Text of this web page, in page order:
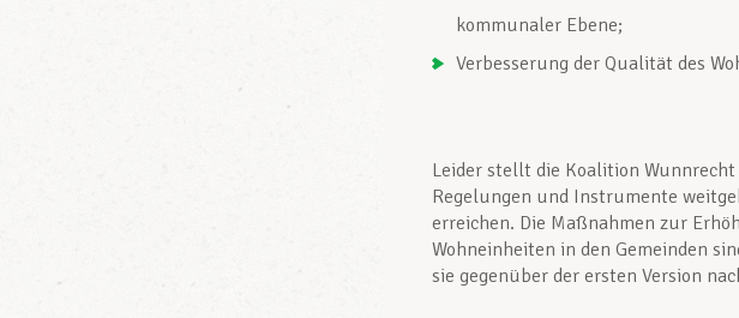
kommunaler Ebene;
Verbesserung der Qualität des
Leider stellt die Koalition Wunnrecht
Regelungen und Instrumente
erreichen. Die Maßnahmen zur
Wohneinheiten in den Gemeinden
sie gegenüber der ersten Version